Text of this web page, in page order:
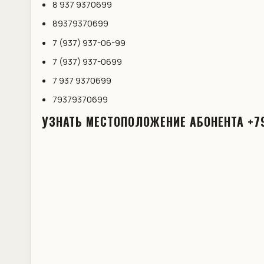
8 937 9370699
89379370699
7 (937) 937-06-99
7 (937) 937-0699
7 937 9370699
79379370699
УЗНАТЬ МЕСТОПОЛОЖЕНИЕ АБОНЕНТА